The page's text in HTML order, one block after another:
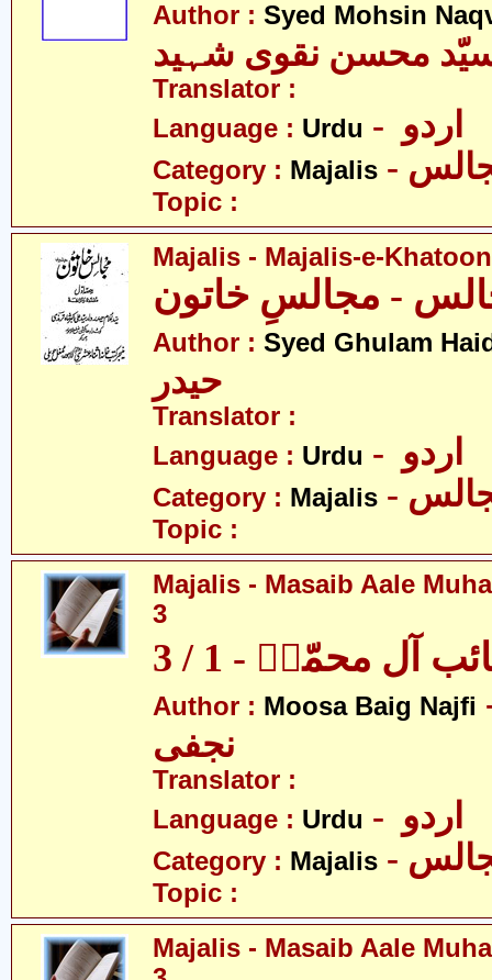
Author : Syed Mohsin
محسن نقوی شہید
Translator :
Language : Urdu
Category : Majalis
Topic :
Majalis - Majalis-e-Khatoon
Author : Syed Ghulam
حیدر
Translator :
Language : Urdu
Category : Majalis
Topic :
Majalis - Masaib Aale
3
آل محمّدؑ - 1 / 3
Author : Moosa Baig Najfi
نجفی
Translator :
Language : Urdu
Category : Majalis
Topic :
Majalis - Masaib Aale